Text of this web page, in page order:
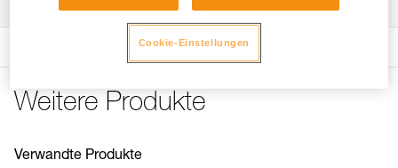
beweglichen Seitenteilen.
Die Verbindungsösen ermöglichen das Umdrehen der
meisten Karabiner, die den europäischen Normen
Wirkungsgrad: 91 %
Gewicht: 52 g
Das PDF herunterladen technical-notice-POULIES-2
Das PDF herunterladen UE-Declaration-P050AA0X-
Häufige Fragen
Häufige Fragen
See all technical content
Weitere Produkte
Verwandte Produkte
Cookie-Einstellungen